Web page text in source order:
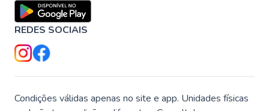
REDES SOCIAIS
Condições válidas apenas no site e app. Unidades físicas